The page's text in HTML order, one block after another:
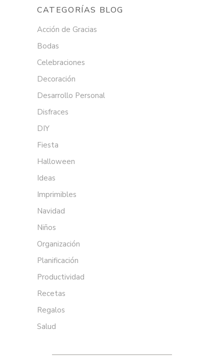
CATEGORÍAS BLOG
Acción de Gracias
Bodas
Celebraciones
Decoración
Desarrollo Personal
Disfraces
DIY
Fiesta
Halloween
Ideas
Imprimibles
Navidad
Niños
Organización
Planificación
Productividad
Recetas
Regalos
Salud